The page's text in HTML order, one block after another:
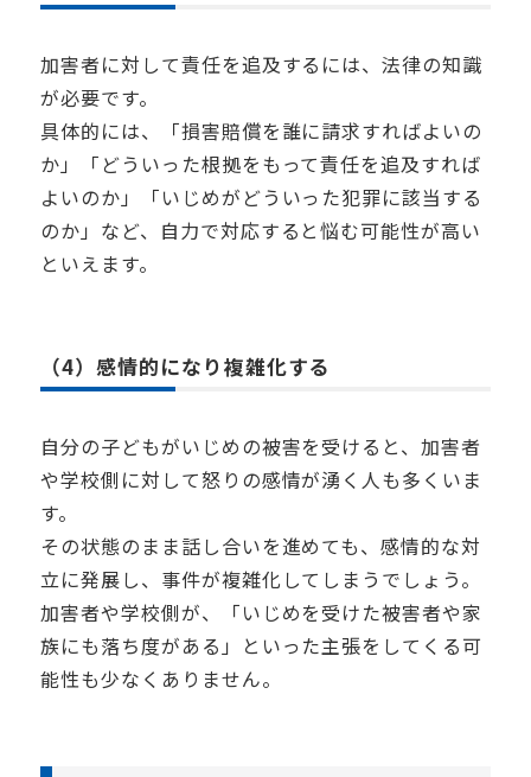
加害者に対して責任を追及するには、法律の知識
が必要です。
具体的には、「損害賠償を誰に請求すればよいの
か」「どういった根拠をもって責任を追及すれば
よいのか」「いじめがどういった犯罪に該当する
のか」など、自力で対応すると悩む可能性が高い
といえます。
（4）感情的になり複雑化する
自分の子どもがいじめの被害を受けると、加害者
や学校側に対して怒りの感情が湧く人も多くいま
す。
その状態のまま話し合いを進めても、感情的な対
立に発展し、事件が複雑化してしまうでしょう。
加害者や学校側が、「いじめを受けた被害者や家
族にも落ち度がある」といった主張をしてくる可
能性も少なくありません。